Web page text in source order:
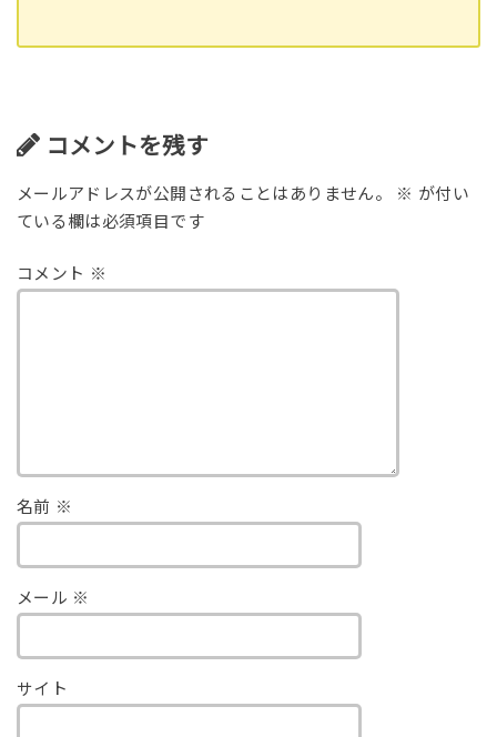
コメントを残す
メールアドレスが公開されることはありません。 ※ が付い
ている欄は必須項目です
コメント ※
名前 ※
メール ※
サイト